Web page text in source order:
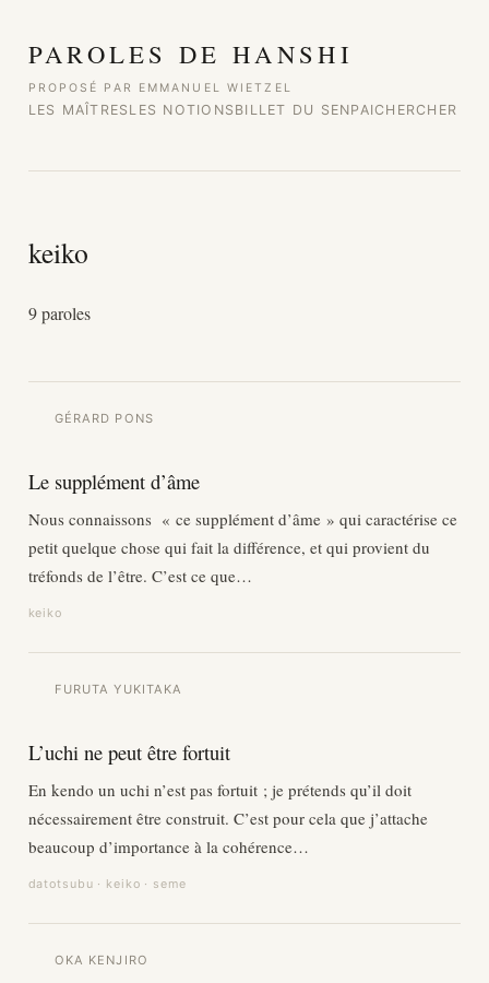
PAROLES DE HANSHI
PROPOSÉ PAR EMMANUEL WIETZEL
LES MAÎTRES LES NOTIONS BILLET DU SENPAICHERCHER
keiko
9 paroles
GÉRARD PONS
Le supplément d’âme
Nous connaissons « ce supplément d’âme » qui caractérise ce
petit quelque chose qui fait la différence, et qui provient du
tréfonds de l’être. C’est ce que…
keiko
FURUTA YUKITAKA
L’uchi ne peut être fortuit
En kendo un uchi n’est pas fortuit ; je prétends qu’il doit
nécessairement être construit. C’est pour cela que j’attache
beaucoup d’importance à la cohérence…
datotsubu · keiko · seme
OKA KENJIRO